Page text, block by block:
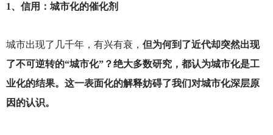
1、信用：城市化的催化剂
城市出现了几千年，有兴有衰， 但为何到了近代却突然出现
了不可逆转的“城市化”？绝大多数研究，都认为城市化是工
业化的结果。这一表面化的解释妨碍了我们对城市化深层原
因的认识。